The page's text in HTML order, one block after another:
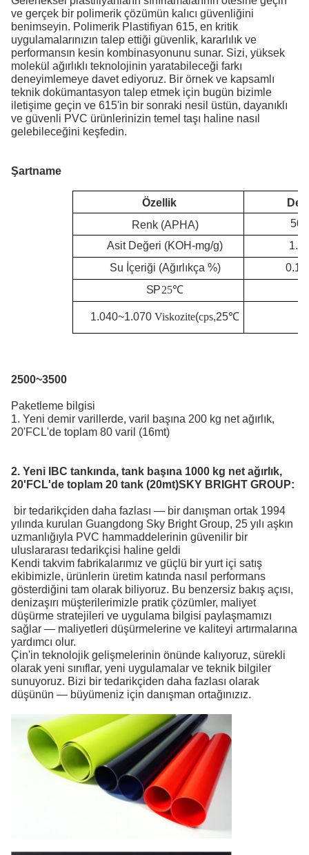
ve gerçek bir polimerik çözümün kalıcı güvenliğini
benimseyin. Polimerik Plastifiyan 615, en kritik
uygulamalarınızın talep ettiği güvenlik, kararlılık ve
performansın kesin kombinasyonunu sunar. Sizi, yüksek
molekül ağırlıklı teknolojinin yaratabileceği farkı
deneyimlemeye davet ediyoruz. Bir örnek ve kapsamlı
teknik dokümantasyon talep etmek için bugün bizimle
iletişime geçin ve 615'in bir sonraki nesil üstün, dayanıklı
ve güvenli PVC ürünlerinizin temel taşı haline nasıl
gelebileceğini keşfedin.
Şartname
Özellik
Renk (APHA)
50
Asit Değeri (KOH-mg/g)
1.5
Su İçeriği (Ağırlıkça %)
0.1
SP25℃
1.040~1.070 Viskozite(cps,25℃
2500~3500
Paketleme bilgisi
1. Yeni demir varillerde, varil başına 200 kg net ağırlık,
20'FCL'de toplam 80 varil (16mt)
2. Yeni IBC tankında, tank başına 1000 kg net ağırlık,
20'FCL'de toplam 20 tank (20mt)SKY BRIGHT GROUP:
bir tedarikçiden daha fazlası — bir danışman ortak 1994
yılında kurulan Guangdong Sky Bright Group, 25 yılı aşkın
uzmanlığıyla PVC hammaddelerinin güvenilir bir
uluslararası tedarikçisi haline geldi
Kendi takvim fabrikalarımız ve güçlü bir yurt içi satış
ekibimizle, ürünlerin üretim katında nasıl performans
gösterdiğini tam olarak biliyoruz. Bu benzersiz bakış açısı,
denizaşırı müşterilerimizle pratik çözümler, maliyet
düşürme stratejileri ve uygulama bilgisi paylaşmamızı
sağlar — maliyetleri düşürmelerine ve kaliteyi artırmalarına
yardımcı olur.
Çin'in teknolojik gelişmelerinin önünde kalıyoruz, sürekli
olarak yeni sınıflar, yeni uygulamalar ve teknik bilgiler
sunuyoruz. Bizi bir tedarikçiden daha fazlası olarak
düşünün — büyümeniz için danışman ortağınızız.